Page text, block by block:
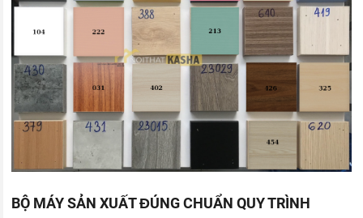
BỘ MÁY SẢN XUẤT ĐÚNG CHUẨN QUY TRÌNH